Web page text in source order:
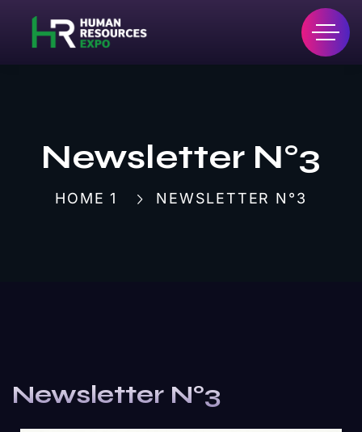
Newsletter N°3
HOME 1 NEWSLETTER N°3
Newsletter N°3